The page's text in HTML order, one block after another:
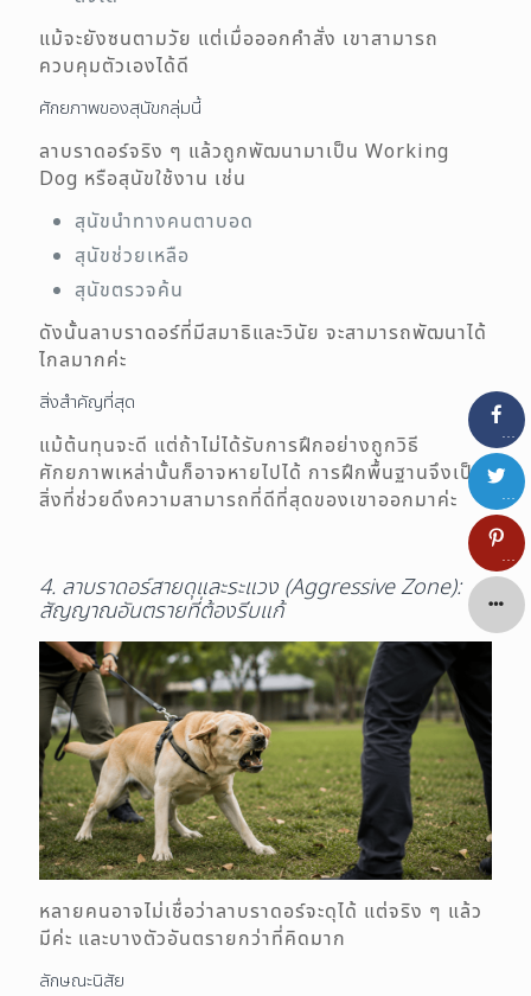
แม้จะยังซนตามวัย แต่เมื่อออกคำสั่ง เขาสามารถ
ควบคุมตัวเองได้ดี
ศักยภาพของสุนัขกลุ่มนี้
ลาบราดอร์จริง ๆ แล้วถูกพัฒนามาเป็น Working
Dog หรือสุนัขใช้งาน เช่น
สุนัขนำทางคนตาบอด
สุนัขช่วยเหลือ
สุนัขตรวจค้น
ดังนั้นลาบราดอร์ที่มีสมาธิและวินัย จะสามารถพัฒนาได้
ไกลมากค่ะ
สิ่งสำคัญที่สุด
แม้ต้นทุนจะดี แต่ถ้าไม่ได้รับการฝึกอย่างถูกวิธี
ศักยภาพเหล่านั้นก็อาจหายไปได้ การฝึกพื้นฐานจึงเป็น
สิ่งที่ช่วยดึงความสามารถที่ดีที่สุดของเขาออกมาค่ะ
4. ลาบราดอร์สายดุและระแวง (Aggressive Zone):
สัญญาณอันตรายที่ต้องรีบแก้
หลายคนอาจไม่เชื่อว่าลาบราดอร์จะดุได้ แต่จริง ๆ แล้ว
มีค่ะ และบางตัวอันตรายกว่าที่คิดมาก
ลักษณะนิสัย